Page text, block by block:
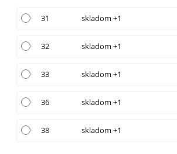
31 skladom +1
32 skladom +1
33 skladom +1
36 skladom +1
38 skladom +1